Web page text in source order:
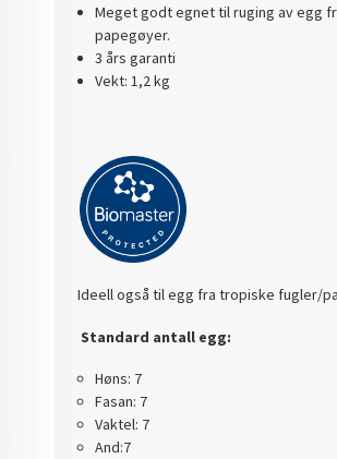
Meget godt egnet til ruging av egg
papegøyer.
3 års garanti
Vekt: 1,2 kg
Ideell også til egg fra tropiske fugler/
Standard antall egg:
Høns: 7
Fasan: 7
Vaktel: 7
And:7